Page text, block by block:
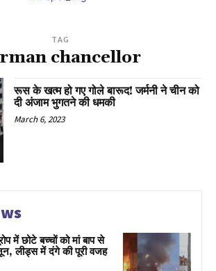
TAG
chancellor
रूस के खत्म हो गए गोले बारूद! जर्मनी ने चीन को
दी अंजाम भुगतने की धमकी
March 6, 2023
छोटे बच्चों को मां बाप से
लीड्स में दंगे की पूरी वजह